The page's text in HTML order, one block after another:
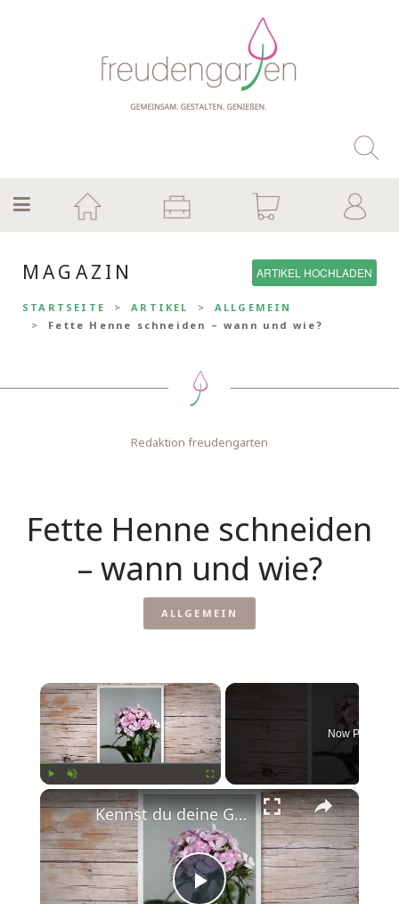
MAGAZIN ARTIKEL HOCHLADEN
STARTSEITE ARTIKEL
ALLGEMEIN
Fette Henne schneiden – wann und wie?
Redaktion freudengarten
Fette Henne schneiden
– wann und wie?
ALLGEMEIN
×
Fullscreen
Now Playing
×
Kennst du deine Geburtsblume?